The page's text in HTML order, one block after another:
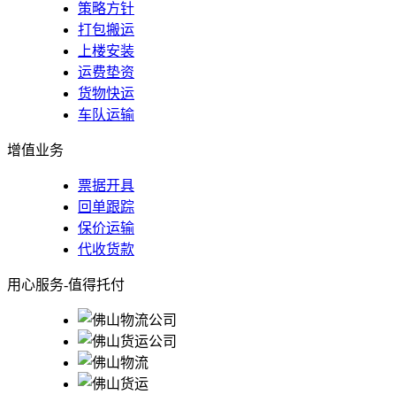
策略方针
打包搬运
上楼安装
运费垫资
货物快运
车队运输
增值业务
票据开具
回单跟踪
保价运输
代收货款
用心服务-值得托付